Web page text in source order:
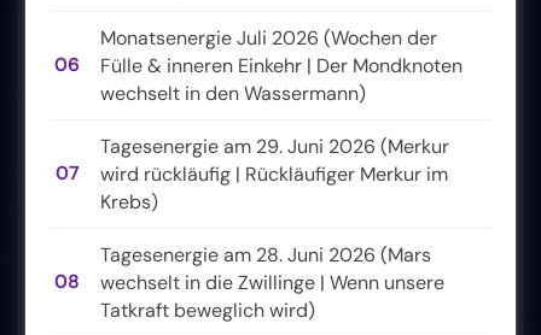
06
Monatsenergie Juli 2026 (Wochen der
Fülle & inneren Einkehr | Der Mondknoten
wechselt in den Wassermann)
07
Tagesenergie am 29. Juni 2026 (Merkur
wird rückläufig | Rückläufiger Merkur im
Krebs)
08
Tagesenergie am 28. Juni 2026 (Mars
wechselt in die Zwillinge | Wenn unsere
Tatkraft beweglich wird)